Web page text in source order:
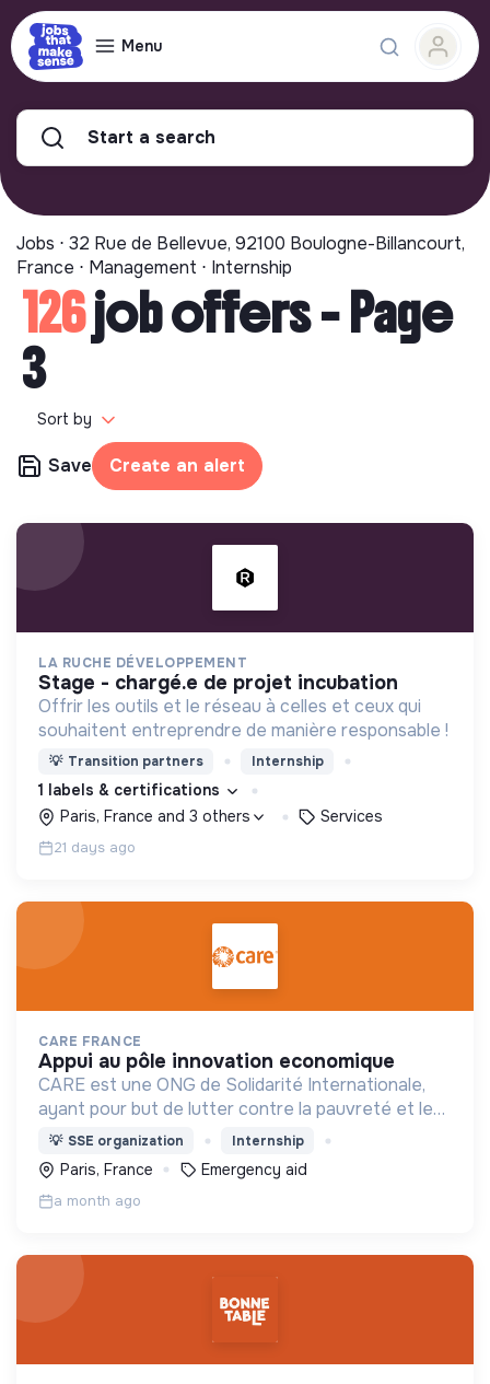
Menu
Start a search
Jobs ⋅ 32 Rue de Bellevue, 92100 Boulogne-Billancourt,
France ⋅ Management ⋅ Internship
126job offers - Page
3
Sort by
Save Create an alert
LA RUCHE DÉVELOPPEMENT
stage - chargé.e de projet incubation
Offrir les outils et le réseau à celles et ceux qui
souhaitent entreprendre de manière responsable !
💡 Transition partners Internship
1 labels & certifications
Paris, France and 3 others
Services
21 days ago
CARE FRANCE
appui au pôle innovation economique
CARE est une ONG de Solidarité Internationale,
ayant pour but de lutter contre la pauvreté et les
inégalités avec un impact durable.
💡 SSE organization Internship
Paris, France Emergency aid
a month ago